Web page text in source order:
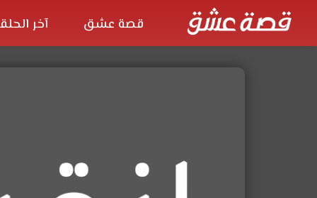
قصة عشق آخر